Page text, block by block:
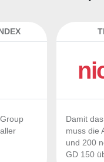
Damit
muss die
und 200
GD 150